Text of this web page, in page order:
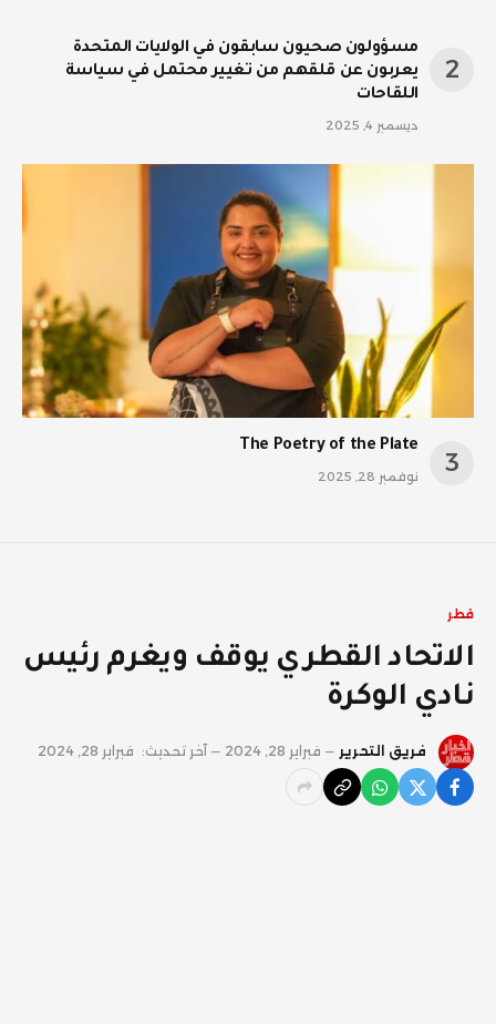
مسؤولون صحيون سابقون في الولايات المتحدة
يعربون عن قلقهم من تغيير محتمل في سياسة
اللقاحات
ديسمبر 4, 2025
The Poetry of the Plate
نوفمبر 28, 2025
قطر
الاتحاد القطري يوقف ويغرم رئيس
نادي الوكرة
فريق التحرير فبراير 28, 2024 آخر تحديث: فبراير 28, 2024